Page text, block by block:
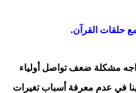
حلقات القرآن.
مشكلة ضعف تواصل أولياء
في عدم معرفة أسباب تغيرات